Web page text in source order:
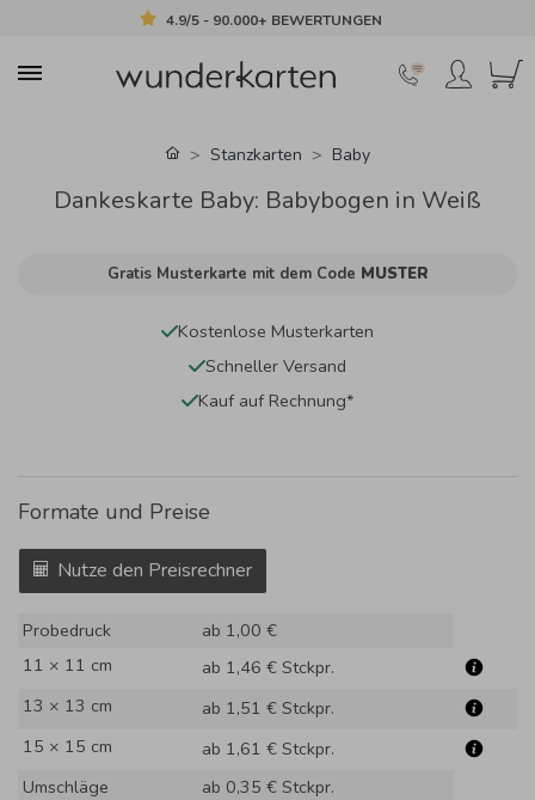
4.9/5 - 90.000+ BEWERTUNGEN
Stanzkarten Baby
Dankeskarte Baby: Babybogen in Weiß
Gratis Musterkarte mit dem Code MUSTER
Kostenlose Musterkarten
Schneller Versand
Kauf auf Rechnung*
Formate und Preise
Nutze den Preisrechner
Probedruck
ab 1,00 €
11 × 11 cm
ab 1,46 € Stckpr.
13 × 13 cm
ab 1,51 € Stckpr.
15 × 15 cm
ab 1,61 € Stckpr.
Umschläge
ab 0,35 € Stckpr.